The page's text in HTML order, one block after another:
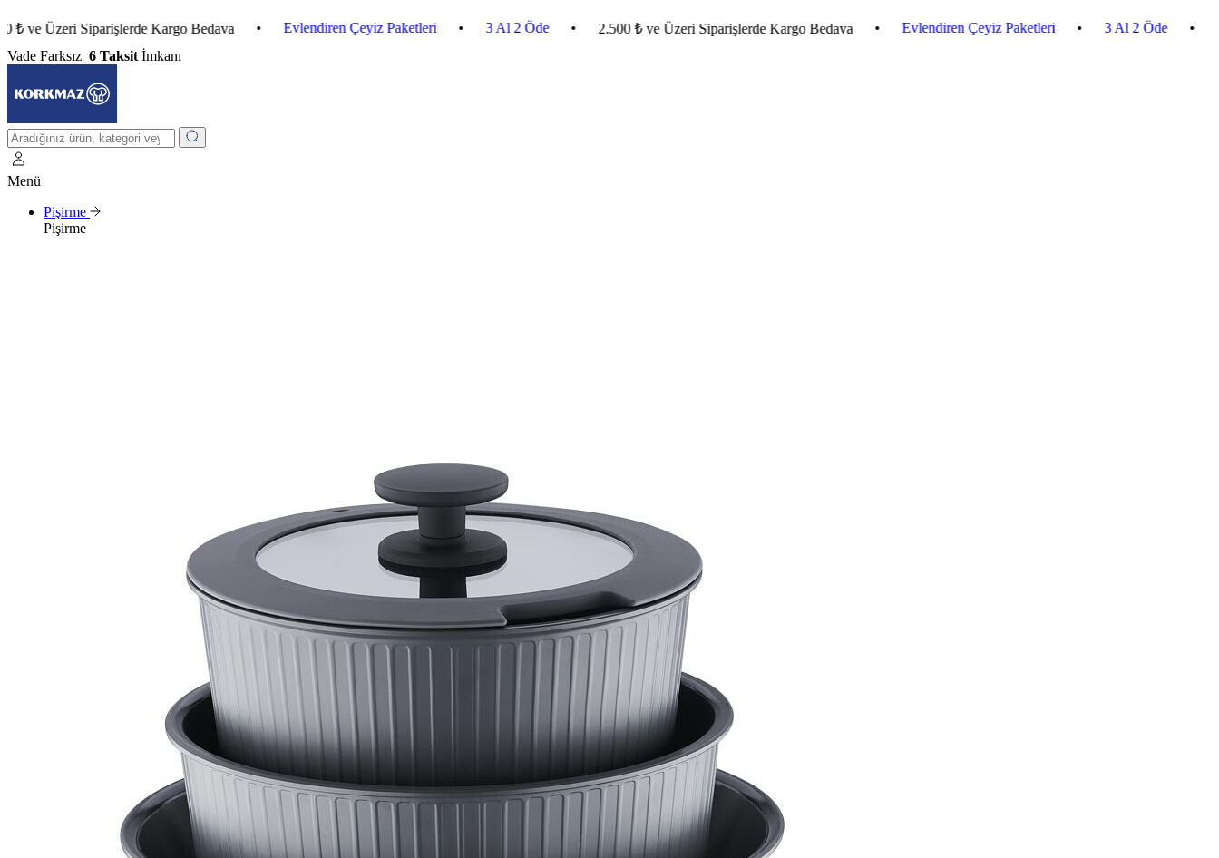
Siparişlerde Kargo Bedava • Evlendiren Çeyiz Paketleri • 3 Al 2 Öde • 2.500 ₺ ve Üzeri Siparişlerde Kargo Bedava • Evlendiren Çeyiz Paketleri • 3 Al 2 Öde •
2.500
Vade Farksız 6 Taksit İmkanı
Menü
Pişirme
Pişirme